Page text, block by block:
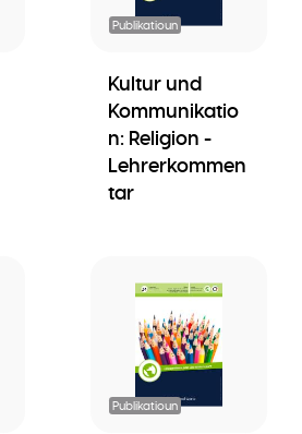
Publikatioun
Kultur und
Kommunikatio
n: Religion -
Lehrerkommen
tar
Publikatioun